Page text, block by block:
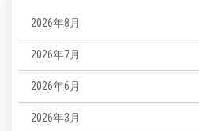
2026年8月
2026年7月
2026年6月
2026年3月